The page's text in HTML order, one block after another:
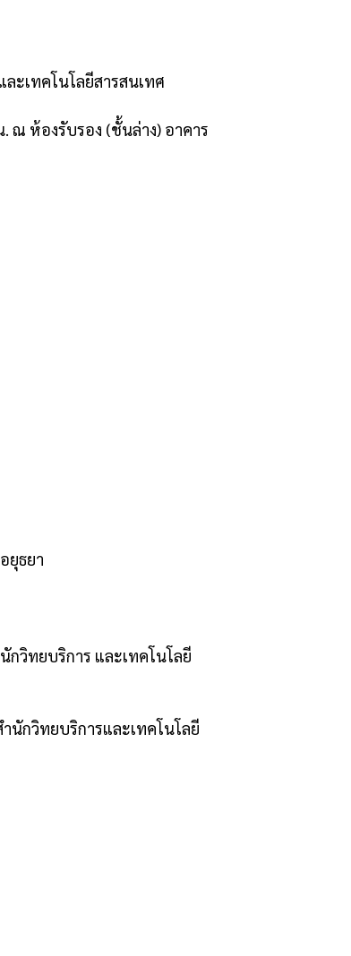
ะเทคโนโลยีสารสนเทศ
ณ ห้องรับรอง (ชั้นล่าง) อาคาร
ยุธยา
วิทยบริการ และเทคโนโลยี
นักวิทยบริการและเทคโนโลยี